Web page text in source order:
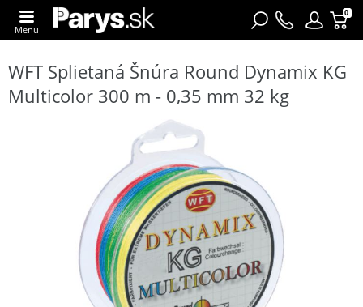
0
Menu
WFT Splietaná Šnúra Round Dynamix KG
Multicolor 300 m - 0,35 mm 32 kg